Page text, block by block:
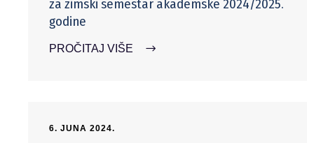
za zimski semestar akademske 2024/2025.
godine
PROČITAJ VIŠE
6. JUNA 2024.